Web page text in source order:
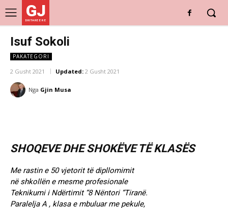
GJ
DRITARE E RE
Isuf Sokoli
PAKATEGORI
2 Gusht 2021 Updated: 2 Gusht 2021
Nga Gjin Musa
SHOQEVE DHE SHOKËVE TË KLASËS
Me rastin e 50 vjetorit të dipllomimit
në shkollën e mesme profesionale
Teknikumi i Ndërtimit “8 Nëntori “Tiranë.
Paralelja A , klasa e mbuluar me pekule,